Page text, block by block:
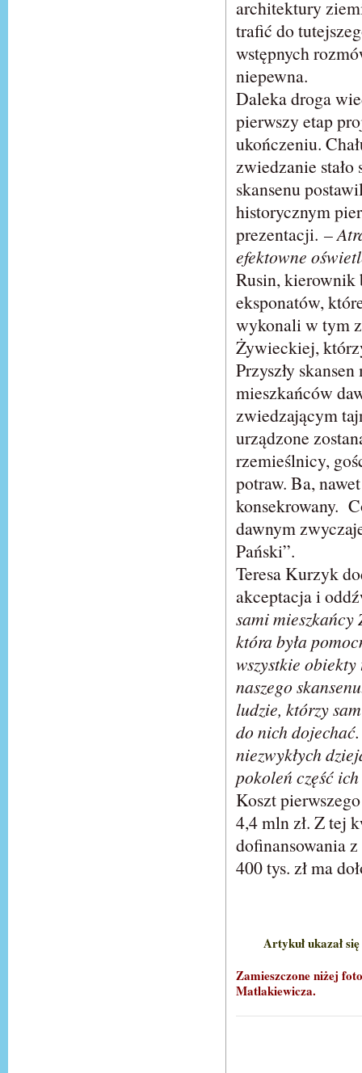
architektury
trafić do
wstępnych
niepewna.
Daleka droga
pierwszy etap
ukończeniu.
zwiedzanie
skansenu
historycznym
prezentacji. –
efektowne
Rusin, kierownik
eksponatów,
wykonali w tym
Żywieckiej,
Przyszły
mieszkańców
zwiedzającym
urządzone
rzemieślnicy,
potraw. Ba,
konsekrowany.
dawnym
Pański”.
Teresa Kurzyk
akceptacja i
sami mieszkańcy
która była
wszystkie
naszego
ludzie, którzy
do nich
niezwykłych
pokoleń część
Koszt
4,4 mln zł. Z tej
dofinansowania
400 tys. zł ma
Artykuł ukazał się
Zamieszczone niżej
Matlakiewicza.